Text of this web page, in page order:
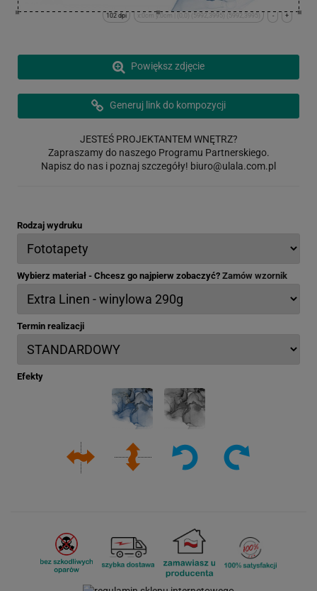
+
-
x:0cm y:0cm | (0,0) (5992,3995) (5992,3995)
102 dpi
Powiększ zdjęcie
Generuj link do kompozycji
JESTEŚ PROJEKTANTEM WNĘTRZ?
Zapraszamy do naszego Programu Partnerskiego.
Napisz do nas i poznaj szczegóły! biuro@ulala.com.pl
Rodzaj wydruku
Wybierz materiał - Chcesz go najpierw zobaczyć? Zamów wzornik
Termin realizacji
Efekty